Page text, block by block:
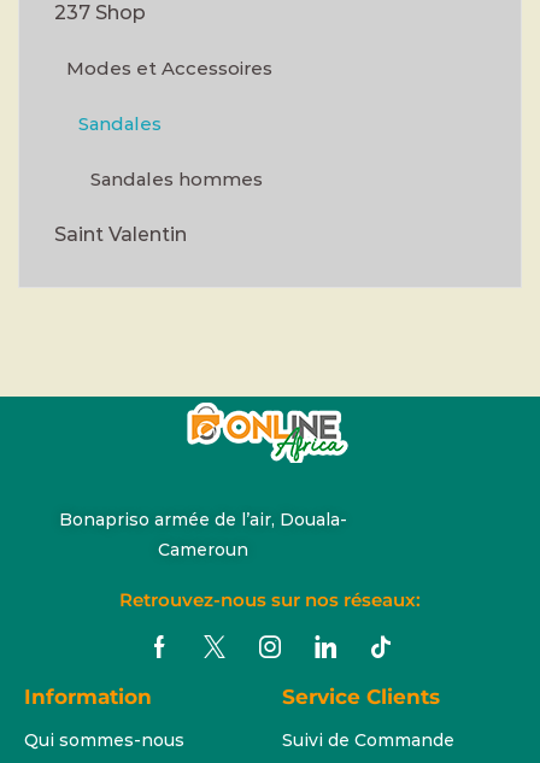
237 Shop
Modes et Accessoires
Sandales
Sandales hommes
Saint Valentin
Bonapriso armée de l’air, Douala-
Cameroun
Retrouvez-nous sur nos réseaux:
Information
Qui sommes-nous
Service Clients
Suivi de Commande